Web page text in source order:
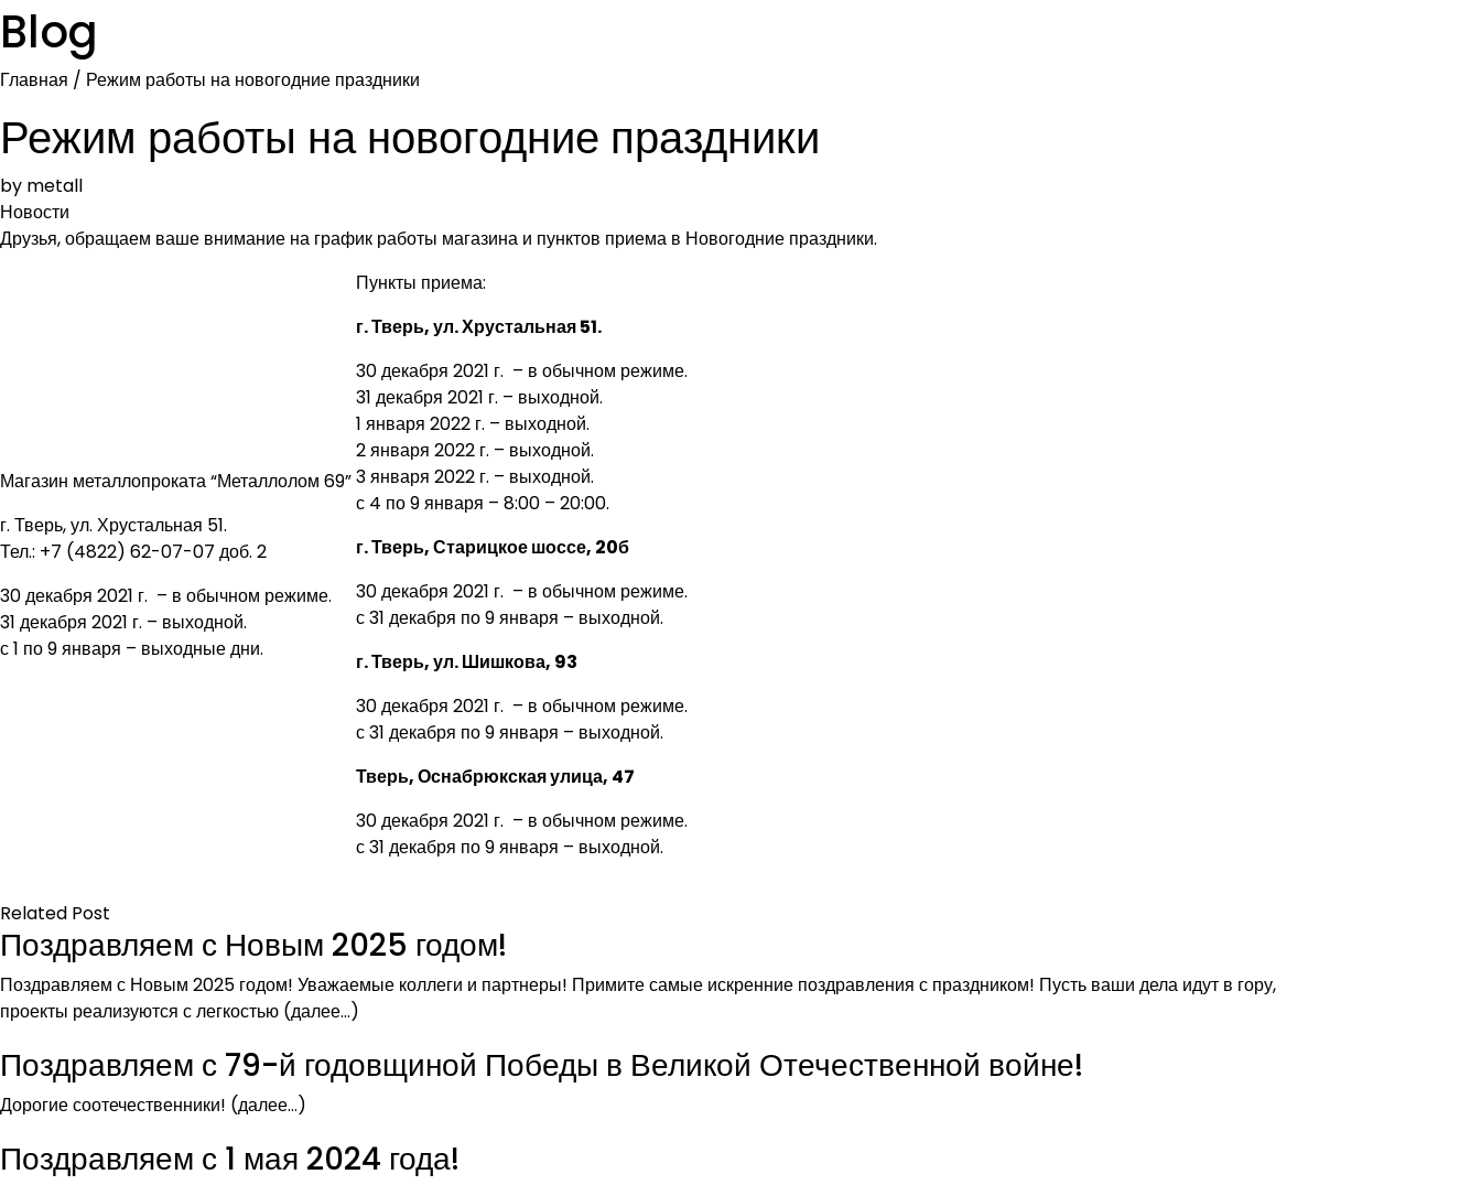
Blog
Главная / Режим работы на новогодние праздники
Режим работы на новогодние праздники
by metall
Новости
Друзья, обращаем ваше внимание на график работы магазина и пунктов приема в Новогодние праздники.
Магазин металлопроката “Металлолом 69”
г. Тверь, ул. Хрустальная 51.
Тел.: +7 (4822) 62-07-07 доб. 2
30 декабря 2021 г. – в обычном режиме.
31 декабря 2021 г. – выходной.
с 1 по 9 января – выходные дни.
Пункты приема:
г. Тверь, ул. Хрустальная 51.
30 декабря 2021 г. – в обычном режиме.
31 декабря 2021 г. – выходной.
1 января 2022 г. – выходной.
2 января 2022 г. – выходной.
3 января 2022 г. – выходной.
с 4 по 9 января – 8:00 – 20:00.
г. Тверь, Старицкое шоссе, 20б
30 декабря 2021 г. – в обычном режиме.
с 31 декабря по 9 января – выходной.
г. Тверь, ул. Шишкова, 93
30 декабря 2021 г. – в обычном режиме.
с 31 декабря по 9 января – выходной.
Тверь, Оснабрюкская улица, 47
30 декабря 2021 г. – в обычном режиме.
с 31 декабря по 9 января – выходной.
Related Post
Поздравляем с Новым 2025 годом!
Поздравляем с Новым 2025 годом! Уважаемые коллеги и партнеры! Примите самые искренние поздравления с праздником! Пусть ваши дела идут в гору,
проекты реализуются с легкостью (далее…)
Поздравляем с 79-й годовщиной Победы в Великой Отечественной войне!
Дорогие соотечественники! (далее…)
Поздравляем с 1 мая 2024 года!